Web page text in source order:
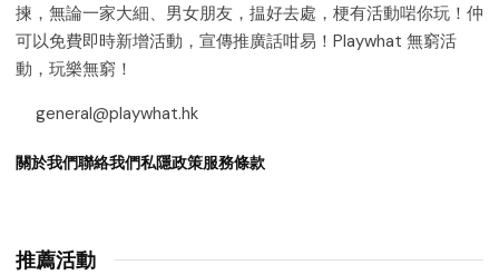
揀，無論一家大細、男女朋友，揾好去處，梗有活動啱你玩！仲
可以免費即時新增活動，宣傳推廣話咁易！Playwhat 無窮活
動，玩樂無窮！
general@playwhat.hk
關於我們聯絡我們私隱政策服務條款
推薦活動